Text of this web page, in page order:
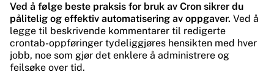
Ved å følge beste praksis for bruk av Cron sikrer du
pålitelig og effektiv automatisering av oppgaver. Ved å
legge til beskrivende kommentarer til redigerte
crontab-oppføringer tydeliggjøres hensikten med hver
jobb, noe som gjør det enklere å administrere og
feilsøke over tid.